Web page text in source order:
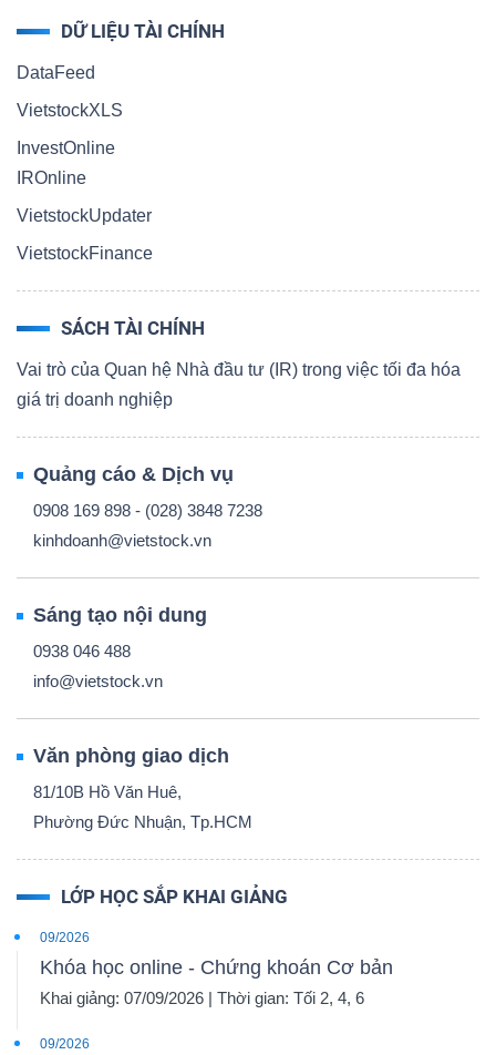
DỮ LIỆU TÀI CHÍNH
DataFeed
VietstockXLS
InvestOnline
IROnline
VietstockUpdater
VietstockFinance
SÁCH TÀI CHÍNH
Vai trò của Quan hệ Nhà đầu tư (IR) trong việc tối đa hóa
giá trị doanh nghiệp
Quảng cáo & Dịch vụ
0908 169 898 - (028) 3848 7238
kinhdoanh@vietstock.vn
Sáng tạo nội dung
0938 046 488
info@vietstock.vn
Văn phòng giao dịch
81/10B Hồ Văn Huê,
Phường Đức Nhuận, Tp.HCM
LỚP HỌC SẮP KHAI GIẢNG
09/2026
Khóa học online - Chứng khoán Cơ bản
Khai giảng: 07/09/2026 | Thời gian: Tối 2, 4, 6
09/2026